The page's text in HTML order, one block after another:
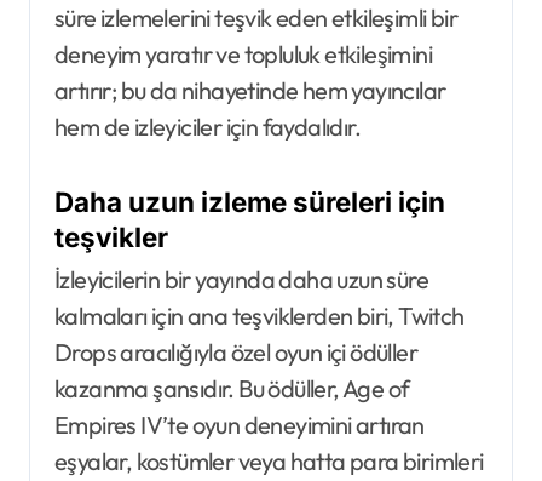
süre izlemelerini teşvik eden etkileşimli bir
deneyim yaratır ve topluluk etkileşimini
artırır; bu da nihayetinde hem yayıncılar
hem de izleyiciler için faydalıdır.
Daha uzun izleme süreleri için
teşvikler
İzleyicilerin bir yayında daha uzun süre
kalmaları için ana teşviklerden biri, Twitch
Drops aracılığıyla özel oyun içi ödüller
kazanma şansıdır. Bu ödüller, Age of
Empires IV’te oyun deneyimini artıran
eşyalar, kostümler veya hatta para birimleri